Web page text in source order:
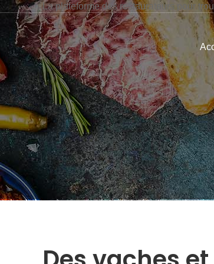
La plateforme des restaurateurs pour